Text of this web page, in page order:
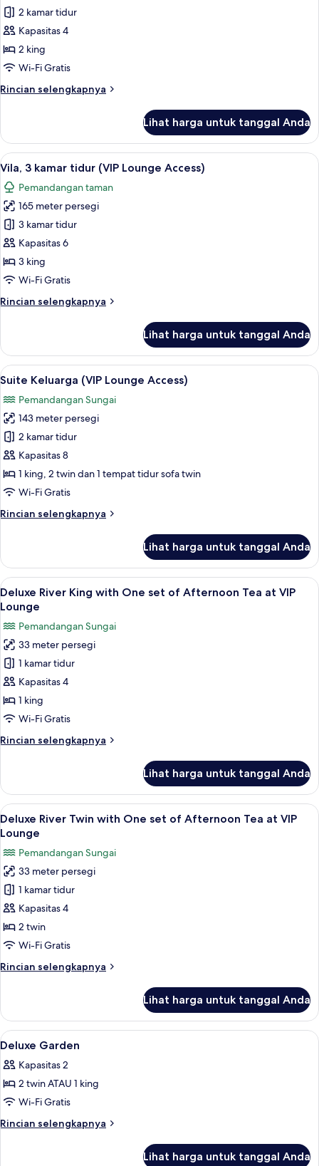
Vila,
2
kamar
tidur
Lounge
2 kamar tidur
Kapasitas 4
2 king
Wi-Fi Gratis
Rincian selengkapnya
Rincian
Vila,
kamar
(VIP
Lounge
Access)
Lihat harga untuk tanggal Anda
Lihat
semua
foto
untuk
Vila,
3
kamar
tidur
Lounge
Televisi 43-inci dengan saluran TV
15
Vila, 3 kamar tidur (VIP Lounge Access)
Pemandangan taman
165 meter persegi
3 kamar tidur
Kapasitas 6
3 king
Wi-Fi Gratis
Rincian selengkapnya
Rincian
Vila,
kamar
(VIP
Lounge
Access)
Lihat harga untuk tanggal Anda
Lihat
semua
foto
untuk
Suite
Keluarga
(VIP
Lounge
Suite Keluarga (VIP Lounge Access) |
8
Suite Keluarga (VIP Lounge Access)
Pemandangan Sungai
143 meter persegi
2 kamar tidur
Kapasitas 8
1 king, 2 twin dan 1 tempat tidur sofa twin
Wi-Fi Gratis
Rincian selengkapnya
Rincian
Suite
Keluarga
(VIP
Lounge
Access)
Lihat harga untuk tanggal Anda
Lihat
semua
foto
untuk
Deluxe
River
King
with
One
of
at
VIP
Lounge
Deluxe River King with One set of
5
Deluxe River King with One set of Afternoon Tea at VIP
Lounge
Pemandangan Sungai
33 meter persegi
1 kamar tidur
Kapasitas 4
1 king
Wi-Fi Gratis
Rincian selengkapnya
Rincian
Deluxe
River
King
with
set
of
Afternoon
Tea
at
Lounge
Lihat harga untuk tanggal Anda
Lihat
semua
foto
untuk
Deluxe
River
Twin
with
One
of
at
VIP
Lounge
Deluxe River Twin with One set of
4
Deluxe River Twin with One set of Afternoon Tea at VIP
Lounge
Pemandangan Sungai
33 meter persegi
1 kamar tidur
Kapasitas 4
2 twin
Wi-Fi Gratis
Rincian selengkapnya
Rincian
Deluxe
River
Twin
One
set
Afternoon
Tea
at
Lihat harga untuk tanggal Anda
Lihat
semua
foto
untuk
Deluxe
Garden
Minibar, brankas, meja kerja, dan
6
Deluxe Garden
Kapasitas 2
2 twin ATAU 1 king
Wi-Fi Gratis
Rincian selengkapnya
Rincian
Lihat harga untuk tanggal Anda